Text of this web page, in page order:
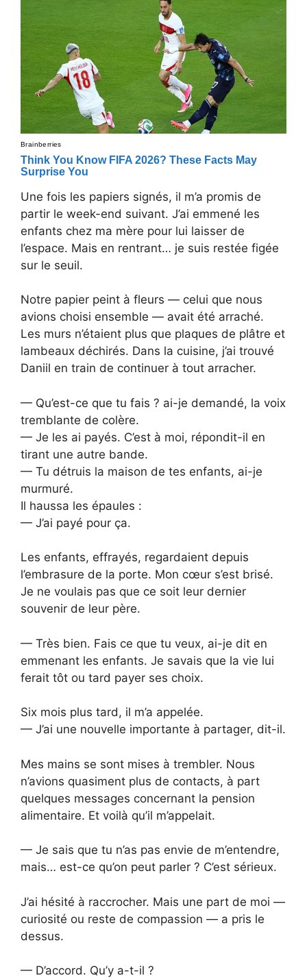
Une fois les papiers signés, il m’a promis de
partir le week-end suivant. J’ai emmené les
enfants chez ma mère pour lui laisser de
l’espace. Mais en rentrant… je suis restée figée
sur le seuil.
Notre papier peint à fleurs — celui que nous
avions choisi ensemble — avait été arraché.
Les murs n’étaient plus que plaques de plâtre et
lambeaux déchirés. Dans la cuisine, j’ai trouvé
Daniil en train de continuer à tout arracher.
— Qu’est-ce que tu fais ? ai-je demandé, la voix
tremblante de colère.
— Je les ai payés. C’est à moi, répondit-il en
tirant une autre bande.
— Tu détruis la maison de tes enfants, ai-je
murmuré.
Il haussa les épaules :
— J’ai payé pour ça.
Les enfants, effrayés, regardaient depuis
l’embrasure de la porte. Mon cœur s’est brisé.
Je ne voulais pas que ce soit leur dernier
souvenir de leur père.
— Très bien. Fais ce que tu veux, ai-je dit en
emmenant les enfants. Je savais que la vie lui
ferait tôt ou tard payer ses choix.
Six mois plus tard, il m’a appelée.
— J’ai une nouvelle importante à partager, dit-il.
Mes mains se sont mises à trembler. Nous
n’avions quasiment plus de contacts, à part
quelques messages concernant la pension
alimentaire. Et voilà qu’il m’appelait.
— Je sais que tu n’as pas envie de m’entendre,
mais… est-ce qu’on peut parler ? C’est sérieux.
J’ai hésité à raccrocher. Mais une part de moi —
curiosité ou reste de compassion — a pris le
dessus.
— D’accord. Qu’y a-t-il ?